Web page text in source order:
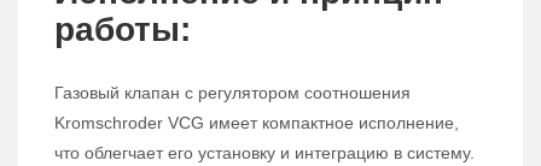
работы:
Газовый клапан с регулятором соотношения
Kromschroder VCG имеет компактное исполнение,
что облегчает его установку и интеграцию в систему.